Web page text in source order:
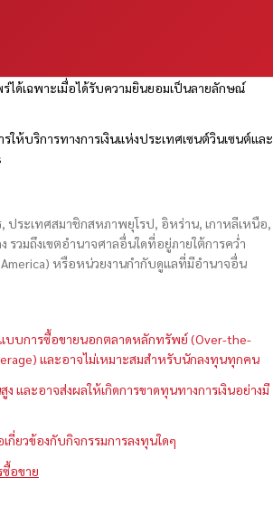
ได้เฉพาะเมื่อได้รับความยินยอมเป็นลายลักษณ์
ห้บริการทางการเงินแห่งประเทศเซนต์วินเซนต์และ
ประเทศสมาชิกสหภาพยุโรป, อิหร่าน, เกาหลีเหนือ,
รวมถึงเขตอำนาจศาลอื่นใดที่อยู่ภายใต้การคว่ำ
หรือหน่วยงานกำกับดูแลที่มีอำนาจอื่น
แบบการซื้อขายนอกตลาดหลักทรัพย์ (Over-the-
และอาจไม่เหมาะสมสำหรับนักลงทุนทุกคน
ง และอาจส่งผลให้เกิดการขาดทุนทางการเงินอย่างมี
กี่ยวข้องกับกิจกรรมการลงทุนใดๆ
ซื้อขาย